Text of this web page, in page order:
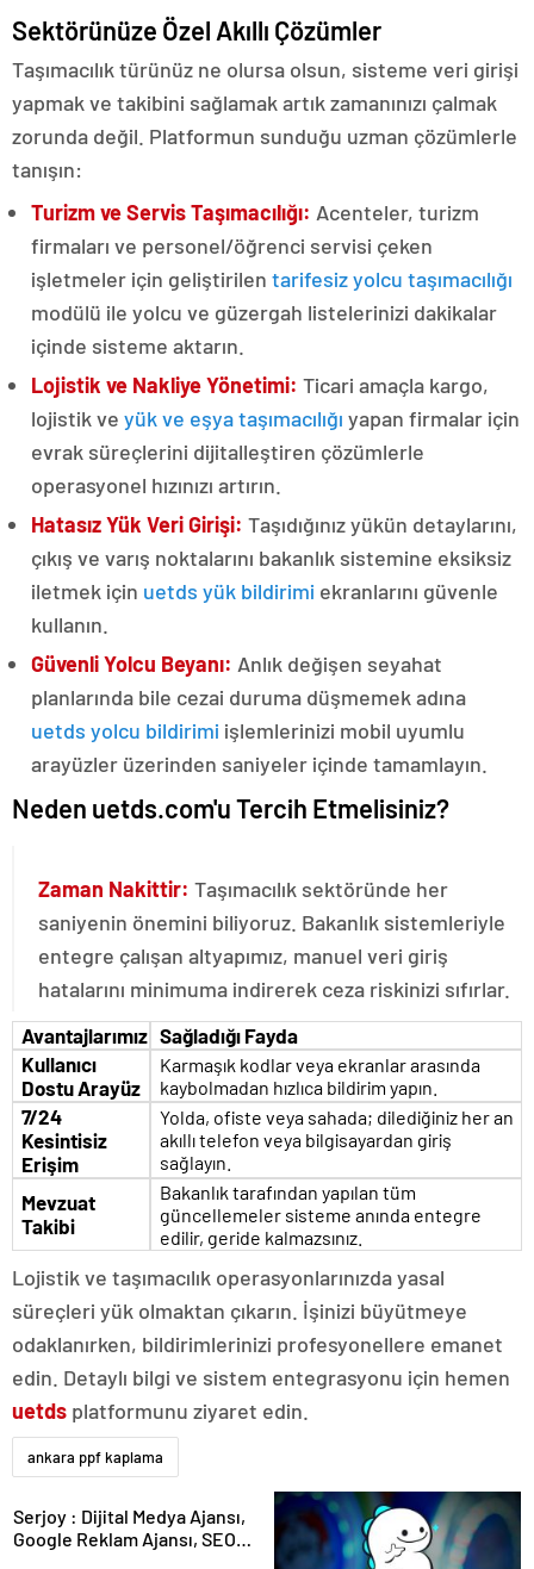
Sektörünüze Özel Akıllı Çözümler
Taşımacılık türünüz ne olursa olsun, sisteme veri girişi
yapmak ve takibini sağlamak artık zamanınızı çalmak
zorunda değil. Platformun sunduğu uzman çözümlerle
tanışın:
Turizm ve Servis Taşımacılığı: Acenteler, turizm
firmaları ve personel/öğrenci servisi çeken
işletmeler için geliştirilen tarifesiz yolcu taşımacılığı
modülü ile yolcu ve güzergah listelerinizi dakikalar
içinde sisteme aktarın.
Lojistik ve Nakliye Yönetimi: Ticari amaçla kargo,
lojistik ve yük ve eşya taşımacılığı yapan firmalar için
evrak süreçlerini dijitalleştiren çözümlerle
operasyonel hızınızı artırın.
Hatasız Yük Veri Girişi: Taşıdığınız yükün detaylarını,
çıkış ve varış noktalarını bakanlık sistemine eksiksiz
iletmek için uetds yük bildirimi ekranlarını güvenle
kullanın.
Güvenli Yolcu Beyanı: Anlık değişen seyahat
planlarında bile cezai duruma düşmemek adına
uetds yolcu bildirimi işlemlerinizi mobil uyumlu
arayüzler üzerinden saniyeler içinde tamamlayın.
Neden uetds.com'u Tercih Etmelisiniz?
Zaman Nakittir: Taşımacılık sektöründe her
saniyenin önemini biliyoruz. Bakanlık sistemleriyle
entegre çalışan altyapımız, manuel veri giriş
hatalarını minimuma indirerek ceza riskinizi sıfırlar.
Avantajlarımız Sağladığı Fayda
Kullanıcı
Dostu Arayüz
Karmaşık kodlar veya ekranlar arasında
kaybolmadan hızlıca bildirim yapın.
7/24
Kesintisiz
Erişim
Yolda, ofiste veya sahada; dilediğiniz her an
akıllı telefon veya bilgisayardan giriş
sağlayın.
Mevzuat
Takibi
Bakanlık tarafından yapılan tüm
güncellemeler sisteme anında entegre
edilir, geride kalmazsınız.
Lojistik ve taşımacılık operasyonlarınızda yasal
süreçleri yük olmaktan çıkarın. İşinizi büyütmeye
odaklanırken, bildirimlerinizi profesyonellere emanet
edin. Detaylı bilgi ve sistem entegrasyonu için hemen
uetds platformunu ziyaret edin.
ankara ppf kaplama
Serjoy : Dijital Medya Ajansı,
Google Reklam Ajansı, SEO